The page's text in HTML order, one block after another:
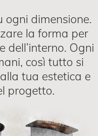
ogni dimensione.
la forma per
dell’interno. Ogni
così tutto si
tua estetica e
progetto.